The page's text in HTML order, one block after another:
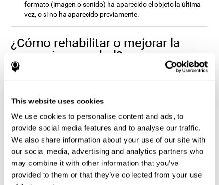
This website uses cookies
We use cookies to personalise content and ads, to
provide social media features and to analyse our traffic.
We also share information about your use of our site with
our social media, advertising and analytics partners who
may combine it with other information that you’ve
provided to them or that they’ve collected from your use
formato (imagen o sonido) ha aparecido el objeto la última
vez, o si no ha aparecido previamente.
¿Cómo rehabilitar o mejorar la
memoria no verbal?
ofrecemos la posibilidad de hacerlo de manera profesional.
memoria no verbal y de las demás capacidades cognitivas
CogniFit dispone de una batería de ejercicios diseñados para
rehabilitar los déficits en la memoria no verbal y otras funciones
cognitivas. El cerebro y sus conexiones neuronales se fortalecen
con el uso de las funciones que dependen de éstos. De modo que,
si ejercitamos frecuentemente la memoria no verbal, las
conexiones cerebrales de las estructuras implicadas en esta